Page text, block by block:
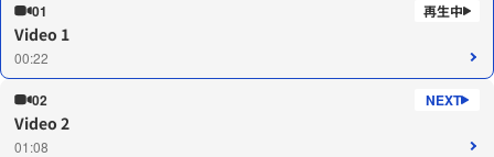
01
Video 1
00:22
02
Video 2
01:08